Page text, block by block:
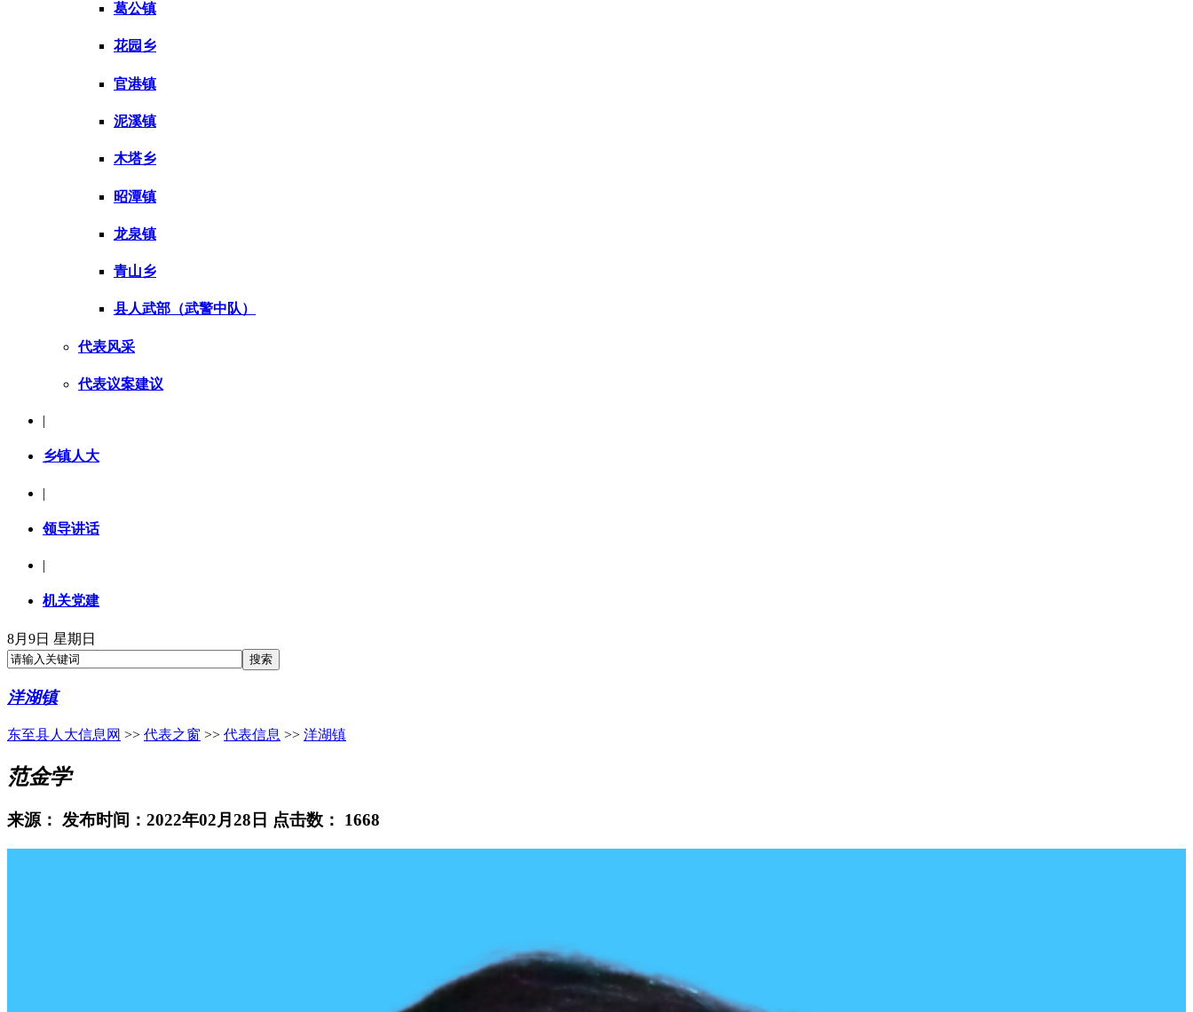
葛公镇
花园乡
官港镇
泥溪镇
木塔乡
昭潭镇
龙泉镇
青山乡
县人武部（武警中队）
代表风采
代表议案建议
|
乡镇人大
|
领导讲话
|
机关党建
8月9日 星期日
洋湖镇
东至县人大信息网 >> 代表之窗 >> 代表信息 >> 洋湖镇
范金学
来源： 发布时间：2022年02月28日 点击数： 1668